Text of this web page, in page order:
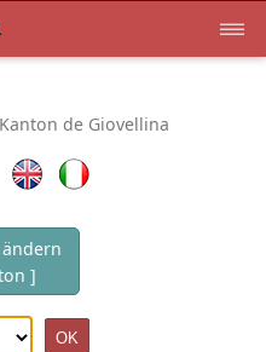
Kanton de Giovellina
]